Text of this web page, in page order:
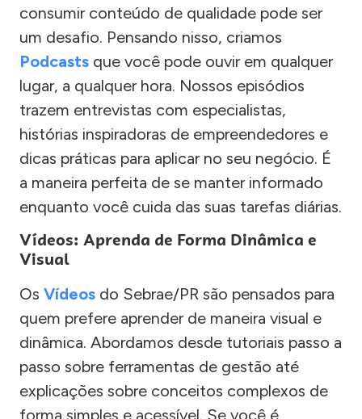
consumir conteúdo de qualidade pode ser
um desafio. Pensando nisso, criamos
Podcasts que você pode ouvir em qualquer
lugar, a qualquer hora. Nossos episódios
trazem entrevistas com especialistas,
histórias inspiradoras de empreendedores e
dicas práticas para aplicar no seu negócio. É
a maneira perfeita de se manter informado
enquanto você cuida das suas tarefas diárias.
Vídeos: Aprenda de Forma Dinâmica e
Visual
Os Vídeos do Sebrae/PR são pensados para
quem prefere aprender de maneira visual e
dinâmica. Abordamos desde tutoriais passo a
passo sobre ferramentas de gestão até
explicações sobre conceitos complexos de